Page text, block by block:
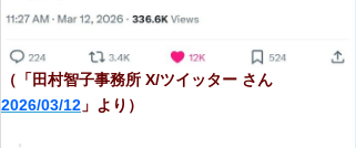
（「田村智子事務所 X/ツイッター さん
2026/03/12 」より）